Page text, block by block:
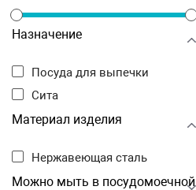
Назначение
Посуда для выпечки
Сита
Материал изделия
Нержавеющая сталь
Можно мыть в посудомоечной